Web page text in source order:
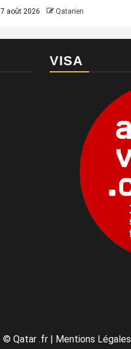
7 août 2026 Qatarien
VISA
© Qatar .fr | Mentions Légales